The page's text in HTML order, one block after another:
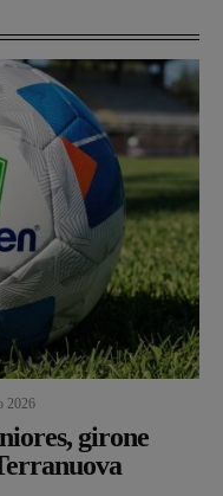
2026
girone